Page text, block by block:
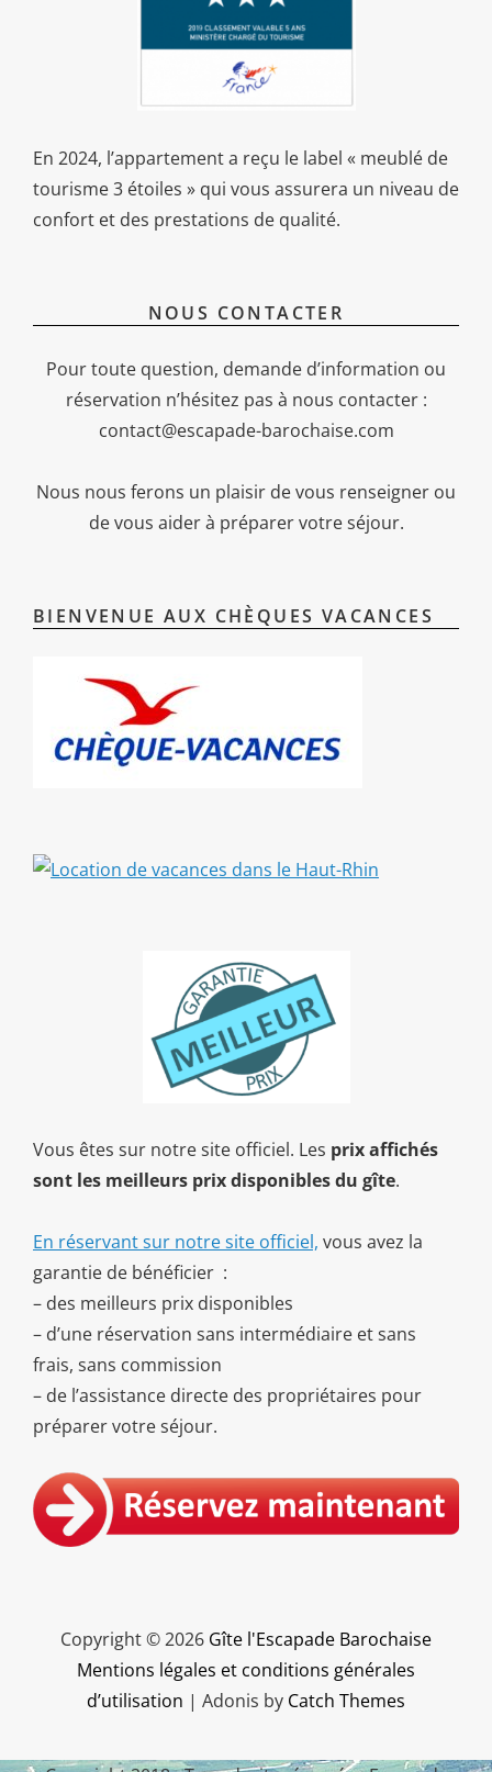
En 2024, l’appartement a reçu le label « meublé de
tourisme 3 étoiles » qui vous assurera un niveau de
confort et des prestations de qualité.
NOUS CONTACTER
Pour toute question, demande d’information ou
réservation n’hésitez pas à nous contacter :
contact@escapade-barochaise.com
Nous nous ferons un plaisir de vous renseigner ou
de vous aider à préparer votre séjour.
BIENVENUE AUX CHÈQUES VACANCES
Vous êtes sur notre site officiel. Les prix affichés
sont les meilleurs prix disponibles du gîte.
En réservant sur notre site officiel, vous avez la
garantie de bénéficier :
– des meilleurs prix disponibles
– d’une réservation sans intermédiaire et sans
frais, sans commission
– de l’assistance directe des propriétaires pour
préparer votre séjour.
Copyright © 2026 Gîte l'Escapade Barochaise
Mentions légales et conditions générales
d’utilisation | Adonis by Catch Themes